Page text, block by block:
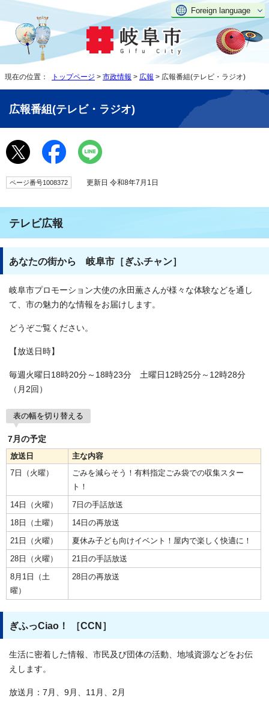
Foreign language
現在の位置： トップページ > 市政情報 > 広報 > 広報番組(テレビ・ラジオ)
広報番組(テレビ・ラジオ)
ページ番号1008372 更新日 令和8年7月1日
テレビ広報
あなたの街から 岐阜市［ぎふチャン］
岐阜市プロモーション大使の永田薫さんが様々な体験などを通し
て、市の魅力的な情報をお届けします。
どうぞご覧ください。
【放送日時】
毎週火曜日18時20分～18時23分 土曜日12時25分～12時28分
（月2回）
表の幅を切り替える
7月の予定
放送日
主な内容
7日（火曜）
ごみを減らそう！有料指定ごみ袋での収集スター
ト！
14日（火曜）
7日の手話放送
18日（土曜）
14日の再放送
21日（火曜）
夏休み子ども向けイベント！屋内で楽しく快適に！
28日（火曜）
21日の手話放送
8月1日（土
曜）
28日の再放送
ぎふっCiao！ ［CCN］
生活に密着した情報、市民及び団体の活動、地域資源などをお伝
えします。
放送月：7月、9月、11月、2月